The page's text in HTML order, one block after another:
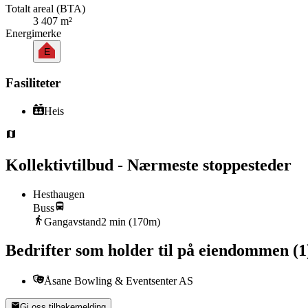
Totalt areal (BTA)
3 407 m²
Energimerke
E
Fasiliteter
Heis
Kollektivtilbud - Nærmeste stoppesteder
Hesthaugen
Buss
Gangavstand2 min (170m)
Bedrifter som holder til på eiendommen (1
Åsane Bowling & Eventsenter AS